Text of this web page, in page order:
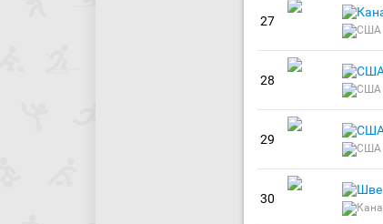
27
28
29
30